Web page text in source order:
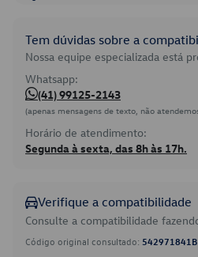
Tem dúvidas sobre a
Nossa equipe especializada está
Whatsapp:
(41) 99125-2143
(apenas mensagens de texto, não
Horário de atendimento:
Segunda à sexta, das 8h às 17h.
Verifique a compatibilidade
Consulte a compatibilidade
Código original consultado: 542971841B